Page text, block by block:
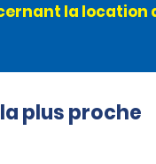
la location
plus proche